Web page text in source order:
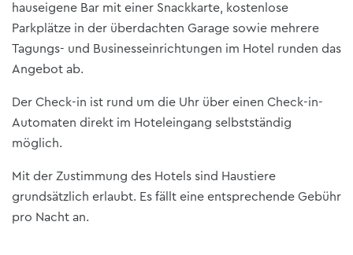
hauseigene Bar mit einer Snackkarte, kostenlose
Parkplätze in der überdachten Garage sowie mehrere
Tagungs- und Businesseinrichtungen im Hotel runden das
Angebot ab.
Der Check-in ist rund um die Uhr über einen Check-in-
Automaten direkt im Hoteleingang selbstständig
möglich.
Mit der Zustimmung des Hotels sind Haustiere
grundsätzlich erlaubt. Es fällt eine entsprechende Gebühr
pro Nacht an.